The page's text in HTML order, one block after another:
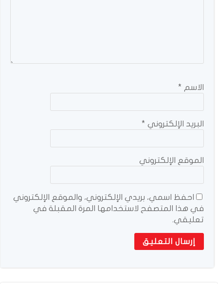
الاسم *
البريد الإلكتروني *
الموقع الإلكتروني
احفظ اسمي، بريدي الإلكتروني، والموقع الإلكتروني
في هذا المتصفح لاستخدامها المرة المقبلة في
تعليقي.